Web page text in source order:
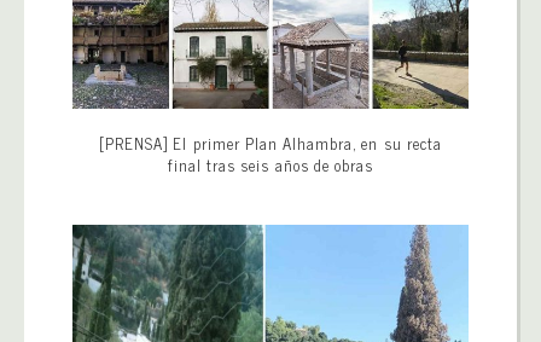
[PRENSA] El primer Plan Alhambra, en su recta
final tras seis años de obras